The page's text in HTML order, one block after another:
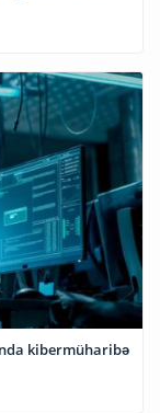
kibermüharibə